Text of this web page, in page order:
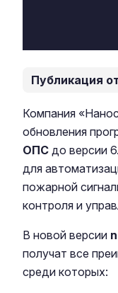
Публикация
Компания
обновления
ОПС до версии
для
пожарной
контроля и
В новой версии
получат все
среди которых: